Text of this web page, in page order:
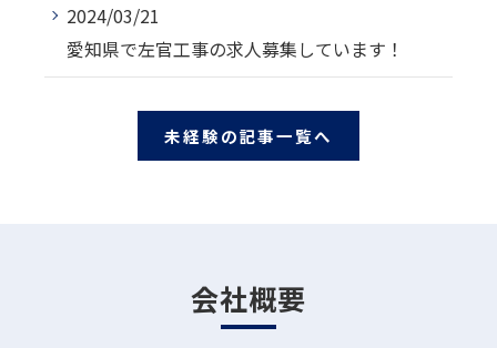
2024/03/21
愛知県で左官工事の求人募集しています！
未経験の記事一覧へ
会社概要